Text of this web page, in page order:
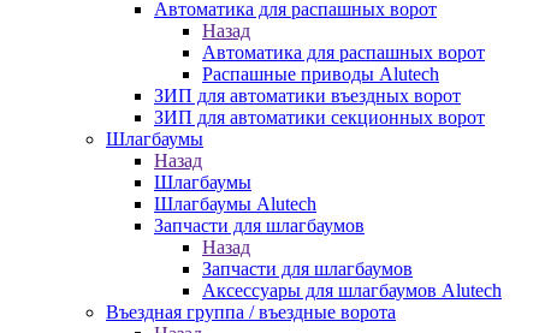
Автоматика для распашных ворот
Назад
Автоматика для распашных ворот
Распашные приводы Alutech
ЗИП для автоматики въездных ворот
ЗИП для автоматики секционных ворот
Шлагбаумы
Назад
Шлагбаумы
Шлагбаумы Alutech
Запчасти для шлагбаумов
Назад
Запчасти для шлагбаумов
Аксессуары для шлагбаумов Alutech
Въездная группа / въездные ворота